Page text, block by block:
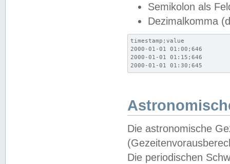
Semikolon als
Dezimalkomma
timestamp;value
2000-01-01 01:00;646
2000-01-01 01:15;646
2000-01-01 01:30;645
Die astronomische
Die periodischen